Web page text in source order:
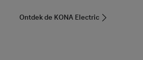
Ontdek de KONA Electric